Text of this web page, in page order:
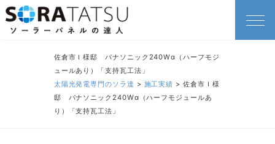
佐倉市Ｉ様邸 パナソニック240Wα（ハーフモジ
ュールあり）「支持瓦工法」
太陽光発電専門のソラ達 > 施工実績 > 佐倉市Ｉ様
邸 パナソニック240Wα（ハーフモジュールあ
り）「支持瓦工法」